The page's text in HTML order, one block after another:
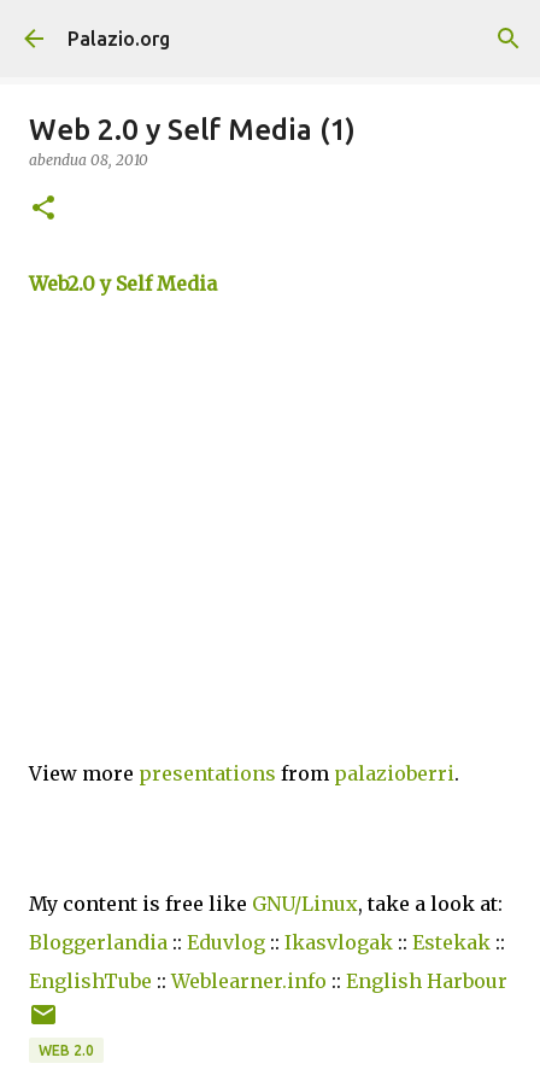
Saltatu eta joan eduki nagusira
Palazio.org
Web 2.0 y Self Media (1)
abendua 08, 2010
Web2.0 y Self Media
View more presentations from palazioberri.
My content is free like GNU/Linux, take a look at:
Bloggerlandia :: Eduvlog :: Ikasvlogak :: Estekak ::
EnglishTube ::Weblearner.info :: English Harbour
WEB 2.0